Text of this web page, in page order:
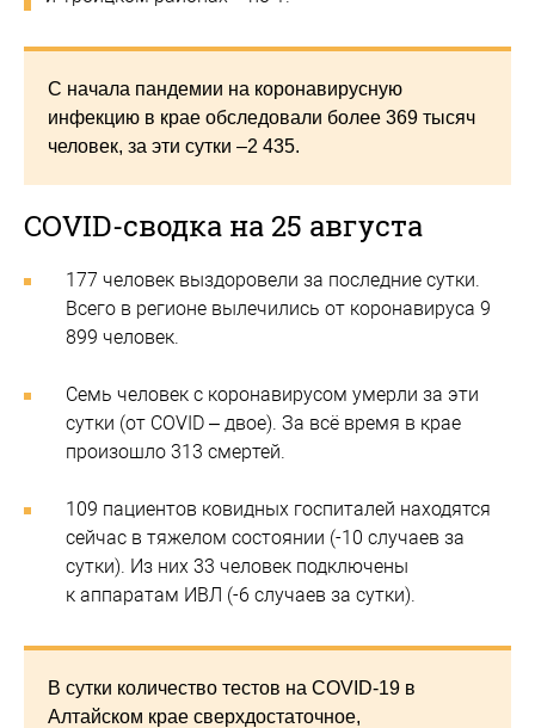
С начала пандемии на коронавирусную
инфекцию в крае обследовали более 369 тысяч
человек, за эти сутки –2 435.
COVID-сводка на 25 августа
177 человек выздоровели за последние сутки.
Всего в регионе вылечились от коронавируса 9
899 человек.
Семь человек с коронавирусом умерли за эти
сутки (от COVID – двое). За всё время в крае
произошло 313 смертей.
109 пациентов ковидных госпиталей находятся
сейчас в тяжелом состоянии (-10 случаев за
сутки). Из них 33 человек подключены
к аппаратам ИВЛ (-6 случаев за сутки).
В сутки количество тестов на COVID-19 в
Алтайском крае сверхдостаточное,